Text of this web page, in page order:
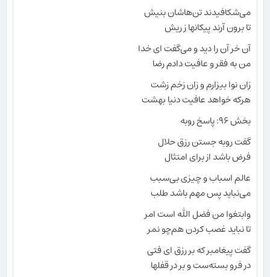
می‌شکافیدند تن‌هاشان بنیش
تا برون آرند پیکانها ز ریش
آن خر آن را دید و می‌گفت ای خدا
من به فقر و عافیت دادم رضا
زان نوا بیزارم و زان زخم زشت
هرکه خواهد عافیت دنیا بهشت
بخش ۹۶: پاسخ روبه
گفت روبه جستن رزق حلال
فرض باشد از برای امتثال
عالم اسباب و چیزی بی‌سبب
می‌نباید پس مهم باشد طلب
وابتغوا من فضل الله است امر
تا نباید غصب کردن هم‌چو نمر
گفت پیغامبر که بر رزق ای فتی
در فرو بسته‌ست و بر در قفلها